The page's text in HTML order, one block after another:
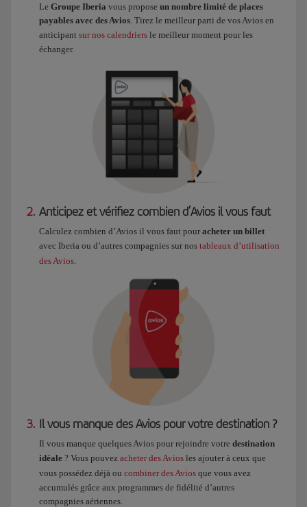
Le Groupe Iberia vous propose un nombre limité de places
payables avec des Avios. Tirez le meilleur parti de vos Avios en
anticipant sur nos calendriers le meilleur moment pour les
échanger.
2. Anticipez et vérifiez combien d’Avios il vous faut
Calculez combien d’Avios il vous faut pour acheter un billet
avec Iberia ou d’autres compagnies sur nos tableaux d’utilisation
des Avios.
3. Il vous manque des Avios pour votre destination ?
Il vous manque quelques Avios pour rejoindre votre destination
idéale ? Vous pouvez acheter des Avios les ajouter à ceux que
vous possédez déjà ou combiner des Avios que vous avez
accumulés grâce aux programmes de fidélité d’autres
compagnies aériennes.